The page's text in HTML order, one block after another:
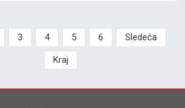
3 4 5 6 Sledeća
Kraj